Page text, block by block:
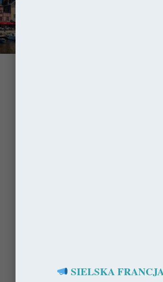
się z dziesiątek
SIELSKA